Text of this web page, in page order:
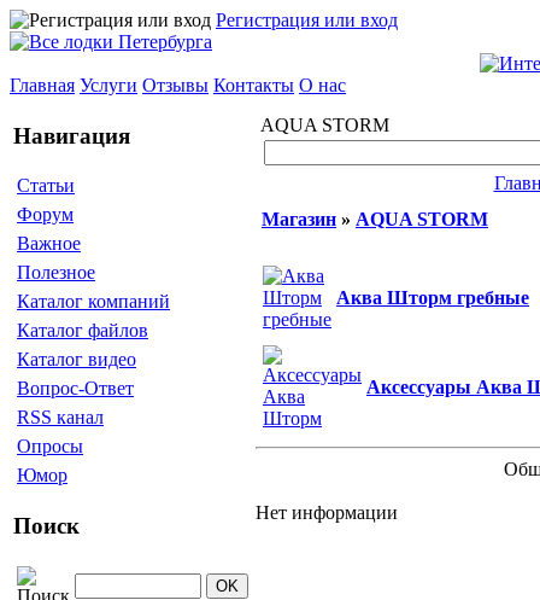
Регистрация или вход
Главная Услуги Отзывы Контакты О нас
Навигация
Статьи
Форум
Важное
Полезное
Каталог компаний
Каталог файлов
Каталог видео
Вопрос-Ответ
RSS канал
Опросы
Юмор
Поиск
AQUA STORM
Магазин » AQUA STORM
Аква Шторм гребные
Аксессуары Аква
Нет информации